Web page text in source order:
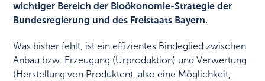
wichtiger Bereich der Bioökonomie-Strategie der
Bundesregierung und des Freistaats Bayern.
Was bisher fehlt, ist ein effizientes Bindeglied zwischen
Anbau bzw. Erzeugung (Urproduktion) und Verwertung
(Herstellung von Produkten), also eine Möglichkeit,